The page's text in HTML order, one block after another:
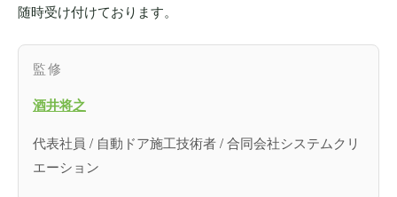
随時受け付けております。
監修
酒井将之
代表社員 / 自動ドア施工技術者 / 合同会社システムクリ
エーション